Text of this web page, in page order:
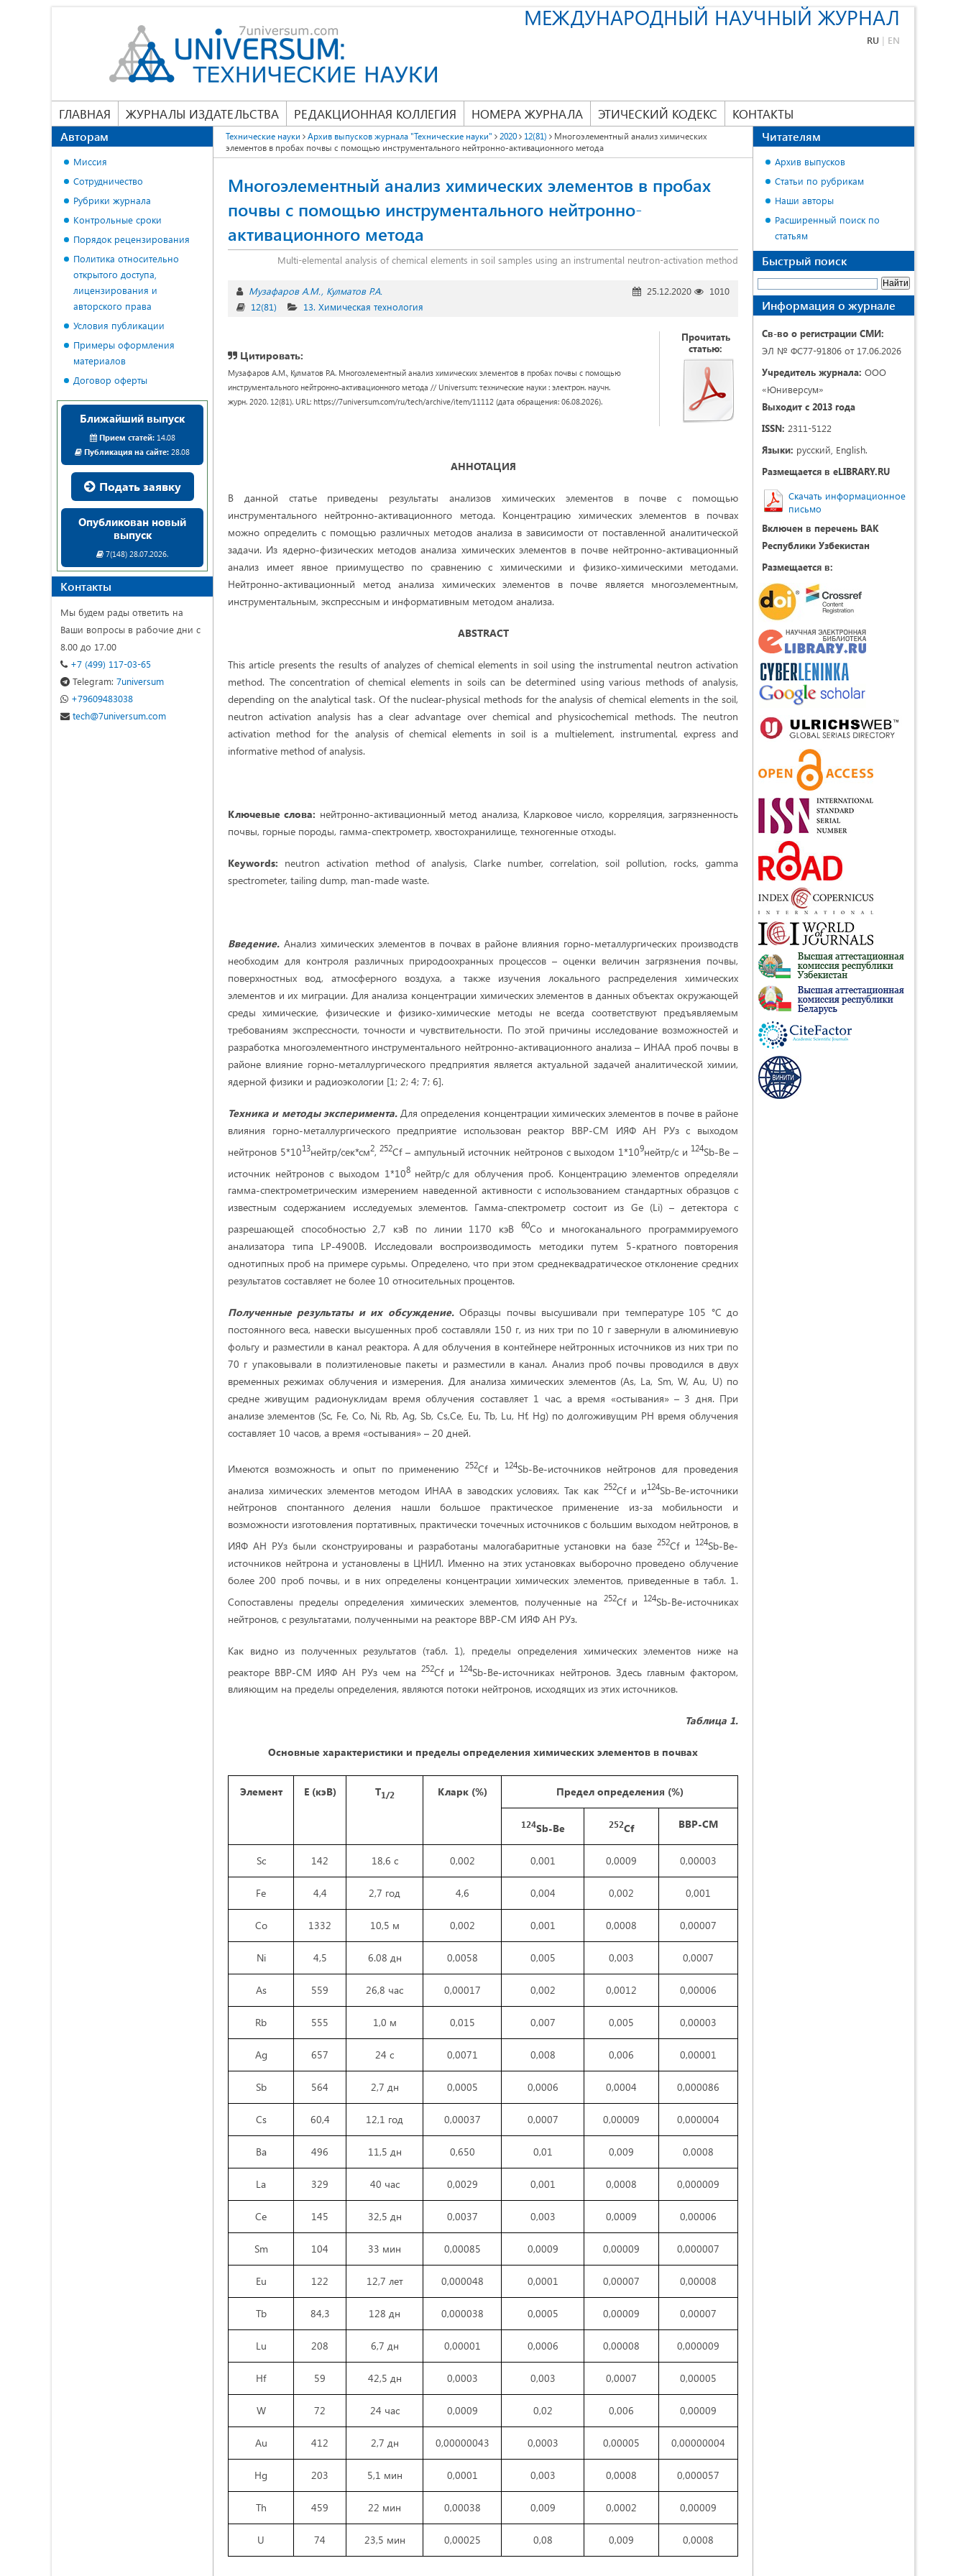
МЕЖДУНАРОДНЫЙ НАУЧНЫЙ ЖУРНАЛ
RU | EN
ГЛАВНАЯ ЖУРНАЛЫ ИЗДАТЕЛЬСТВА РЕДАКЦИОННАЯ КОЛЛЕГИЯ НОМЕРА ЖУРНАЛА ЭТИЧЕСКИЙ КОДЕКС КОНТАКТЫ
Технические науки Архив выпусков журнала "Технические науки" 2020 12(81)
Многоэлементный анализ химических
элементов в пробах почвы с помощью инструментального нейтронно-активационного метода
Многоэлементный анализ химических элементов в пробах
почвы с помощью инструментального нейтронно-
активационного метода
Multi-elemental analysis of chemical elements in soil samples using an instrumental neutron-activation method
Музафаров А.М. Кулматов Р.А. 25.12.2020
1010
12(81)
13. Химическая технология
Цитировать:
Музафаров А.М., Кулматов Р.А. Многоэлементный анализ химических элементов в пробах почвы с помощью
инструментального нейтронно-активационного метода // Universum: технические науки : электрон. научн.
журн. 2020. 12(81). URL: https://7universum.com/ru/tech/archive/item/11112 (дата обращения: 06.08.2026).
Прочитать
статью:
АННОТАЦИЯ
В данной статье приведены результаты анализов химических элементов в почве с помощью
инструментального нейтронно-активационного метода. Концентрацию химических элементов в почвах
можно определить с помощью различных методов анализа в зависимости от поставленной аналитической
задачи. Из ядерно-физических методов анализа химических элементов в почве нейтронно-активационный
анализ имеет явное приимущество по сравнению с химическими и физико-химическими методами.
Нейтронно-активационный метод анализа химических элементов в почве является многоэлементным,
инструментальным, экспрессным и информативным методом анализа.
ABSTRACT
This article presents the results of analyzes of chemical elements in soil using the instrumental neutron activation
method. The concentration of chemical elements in soils can be determined using various methods of analysis,
depending on the analytical task. Of the nuclear-physical methods for the analysis of chemical elements in the soil,
neutron activation analysis has a clear advantage over chemical and physicochemical methods. The neutron
activation method for the analysis of chemical elements in soil is a multielement, instrumental, express and
informative method of analysis.
Ключевые слова: нейтронно-активационный метод анализа, Кларковое число, корреляция, загрязненность
почвы, горные породы, гамма-спектрометр, хвостохранилище, техногенные отходы.
Keywords: neutron activation method of analysis, Clarke number, correlation, soil pollution, rocks, gamma
spectrometer, tailing dump, man-made waste.
Введение. Анализ химических элементов в почвах в районе влияния горно-металлургических производств
необходим для контроля различных природоохранных процессов – оценки величин загрязнения почвы,
поверхностных вод, атмосферного воздуха, а также изучения локального распределения химических
элементов и их миграции. Для анализа концентрации химических элементов в данных объектах окружающей
среды химические, физические и физико-химические методы не всегда соответствуют предъявляемым
требованиям экспрессности, точности и чувствительности. По этой причины исследование возможностей и
разработка многоэлементного инструментального нейтронно-активационного анализа – ИНАА проб почвы в
районе влияние горно-металлургического предприятия является актуальной задачей аналитической химии,
ядерной физики и радиоэкологии [1; 2; 4; 7; 6].
Техника и методы эксперимента. Для определения концентрации химических элементов в почве в районе
влияния горно-металлургического предприятие использован реактор ВВР-СМ ИЯФ АН РУз с выходом
нейтронов 5*1013нейтр/сек*см2,252Cf – ампульный источник нейтронов с выходом 1*109нейтр/с и 124Sb-Be –
источник нейтронов с выходом 1*108 нейтр/с для облучения проб. Концентрацию элементов определяли
гамма-спектрометрическим измерением наведенной активности с использованием стандартных образцов с
известным содержанием исследуемых элементов. Гамма-спектрометр состоит из Gе (Li) – детектора с
разрешающей способностью 2,7 кэВ по линии 1170 кэВ
60Со и многоканального программируемого
анализатора типа LP-4900В. Исследовали воспроизводимость методики путем 5-кратного повторения
однотипных проб на примере сурьмы. Определено, что при этом среднеквадратическое отклонение средних
результатов составляет не более 10 относительных процентов.
Полученные результаты и их обсуждение.Образцы почвы высушивали при температуре 105 °С до
постоянного веса, навески высушенных проб составляли 150 г, из них три по 10 г завернули в алюминиевую
фольгу и разместили в канал реактора. А для облучения в контейнере нейтронных источников из них три по
70 г упаковывали в полиэтиленовые пакеты и разместили в канал. Анализ проб почвы проводился в двух
временных режимах облучения и измерения. Для анализа химических элементов (As, La, Sm, W, Au, U) по
средне живущим радионуклидам время облучения составляет 1 час, а время «остывания» – 3 дня. При
анализе элементов (Sc, Fe, Co, Ni, Rb, Ag, Sb, Cs,Ce, Eu, Tb, Lu, Hf, Hg) по долгоживущим РН время облучения
составляет 10 часов, а время «остывания» – 20 дней.
Имеются возможность и опыт по применению 252Cf и 124Sb-Be-источников нейтронов для проведения
анализа химических элементов методом ИНАА в заводских условиях. Так как 252Cf и и124Sb-Be-источники
нейтронов спонтанного деления нашли большое практическое применение из-за мобильности и
возможности изготовления портативных, практически точечных источников с большим выходом нейтронов, в
ИЯФ АН РУз были сконструированы и разработаны малогабаритные установки на базе 252Cf и 124Sb-Be-
источников нейтрона и установлены в ЦНИЛ. Именно на этих установках выборочно проведено облучение
более 200 проб почвы, и в них определены концентрации химических элементов, приведенные в табл. 1.
Сопоставлены пределы определения химических элементов, полученные на
252Cf и 124Sb-Be-источниках
нейтронов, с результатами, полученными на реакторе ВВР-СМ ИЯФ АН РУз.
Как видно из полученных результатов (табл. 1), пределы определения химических элементов ниже на
реакторе ВВР-СМ ИЯФ АН РУз чем на252Cf и 124Sb-Be-источниках нейтронов. Здесь главным фактором,
влияющим на пределы определения, являются потоки нейтронов, исходящих из этих источников.
Таблица 1.
Основные характеристики и пределы определения химических элементов в почвах
Элемент Е (кэВ) Т1/2 Кларк (%) Предел определения (%)
124Sb-Be 252Cf ВВР-СМ
Sc 142 18,6 с 0,002 0,001 0,0009 0,00003
Fe 4,4 2,7 год 4,6 0,004 0,002 0,001
Co 1332 10,5 м 0,002 0,001 0,0008 0,00007
Ni 4,5 6.08 дн 0,0058 0,005 0,003 0,0007
As 559 26,8 час 0,00017 0,002 0,0012 0,00006
Rb 555 1,0 м 0,015 0,007 0,005 0,00003
Ag 657 24 с 0,0071 0,008 0,006 0,00001
Sb 564 2,7 дн 0,0005 0,0006 0,0004 0,000086
Cs 60,4 12,1 год 0,00037 0,0007 0,00009 0,000004
Ba 496 11,5 дн 0,650 0,01 0,009 0,0008
La 329 40 час 0,0029 0,001 0,0008 0,000009
Ce 145 32,5 дн 0,0037 0,003 0,0009 0,00006
Sm 104 33 мин 0,00085 0,0009 0,00009 0,000007
Eu 122 12,7 лет 0,000048 0,0001 0,00007 0,00008
Tb 84,3 128 дн 0,000038 0,0005 0,00009 0,00007
Lu 208 6,7 дн 0,00001 0,0006 0,00008 0,000009
Hf 59 42,5 дн 0,0003 0,003 0,0007 0,00005
W 72 24 час 0,0009 0,02 0,006 0,00009
Au 412 2,7 дн 0,00000043 0,0003 0,00005 0,00000004
Hg 203 5,1 мин 0,0001 0,003 0,0008 0,000057
Th 459 22 мин 0,00038 0,009 0,0002 0,00009
U 74 23,5 мин 0,00025 0,08 0,009 0,0008
Авторам
Миссия
Сотрудничество
Рубрики журнала
Контрольные сроки
Порядок рецензирования
Политика относительно
открытого доступа,
лицензирования и
авторского права
Условия публикации
Примеры оформления
материалов
Договор оферты
Ближайший выпуск
Прием статей:14.08
Публикация на сайте: 28.08
Подать заявку
Опубликован новый
выпуск
7(148) 28.07.2026.
Контакты
Мы будем рады ответить на
Ваши вопросы в рабочие дни с
8.00 до 17.00
+7 (499) 117-03-65
Telegram: 7universum
+79609483038
tech@7universum.com
Читателям
Архив выпусков
Статьи по рубрикам
Наши авторы
Расширенный поиск по
статьям
Быстрый поиск
Информация о журнале
Св-во о регистрации СМИ:
ЭЛ № ФС77-91806 от 17.06.2026
Учредитель журнала: ООО
«Юниверсум»
Выходит с 2013 года
ISSN: 2311-5122
Языки: русский, English.
Размещается в eLIBRARY.RU
Скачать информационное
письмо
Включен в перечень ВАК
Республики Узбекистан
Размещается в: